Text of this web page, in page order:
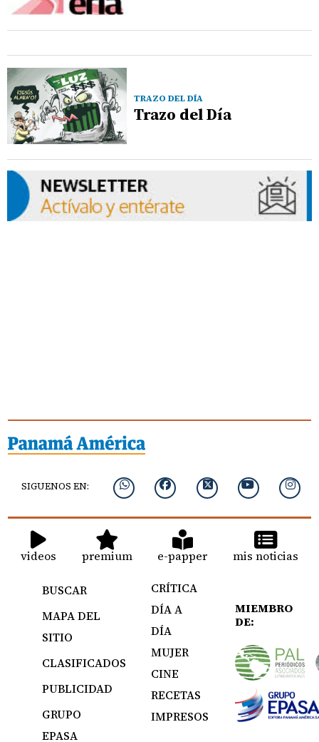
TRAZO DEL DÍA
Trazo del Día
SIGUENOS EN:
videos premium e-papper mis noticias
BUSCAR
MAPA DEL
SITIO
CLASIFICADOS
PUBLICIDAD
GRUPO
EPASA
CRÍTICA
DÍA A
DÍA
MUJER
CINE
RECETAS
IMPRESOS
MIEMBRO
DE: